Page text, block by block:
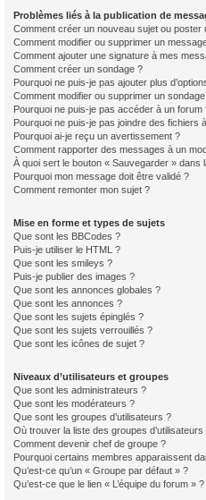
Problèmes liés à la publication de
Comment créer un nouveau sujet ou poster
Comment modifier ou supprimer un
Comment ajouter une signature à mes
Comment créer un sondage ?
Pourquoi ne puis-je pas ajouter plus
Comment modifier ou supprimer un
Pourquoi ne puis-je pas accéder à un forum
Pourquoi ne puis-je pas joindre des fichiers
Pourquoi ai-je reçu un avertissement ?
Comment rapporter des messages à un
À quoi sert le bouton « Sauvegarder » dans
Pourquoi mon message doit être validé ?
Comment remonter mon sujet ?
Mise en forme et types de sujets
Que sont les BBCodes ?
Puis-je utiliser le HTML ?
Que sont les smileys ?
Puis-je publier des images ?
Que sont les annonces globales ?
Que sont les annonces ?
Que sont les sujets épinglés ?
Que sont les sujets verrouillés ?
Que sont les icônes de sujet ?
Niveaux d’utilisateurs et groupes
Que sont les administrateurs ?
Que sont les modérateurs ?
Que sont les groupes d’utilisateurs ?
Où trouver la liste des groupes
Comment devenir chef de groupe ?
Pourquoi certains membres apparaissent
Qu’est-ce qu’un « Groupe par défaut » ?
Qu’est-ce que le lien « L’équipe du forum » ?